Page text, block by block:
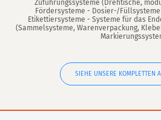
Zuführungssysteme (Drehtische,
Fördersysteme - Dosier-/
Etikettiersysteme - Systeme für das
(Sammelsysteme, Warenverpackung,
SIEHE UNSERE KOMPLETTEN